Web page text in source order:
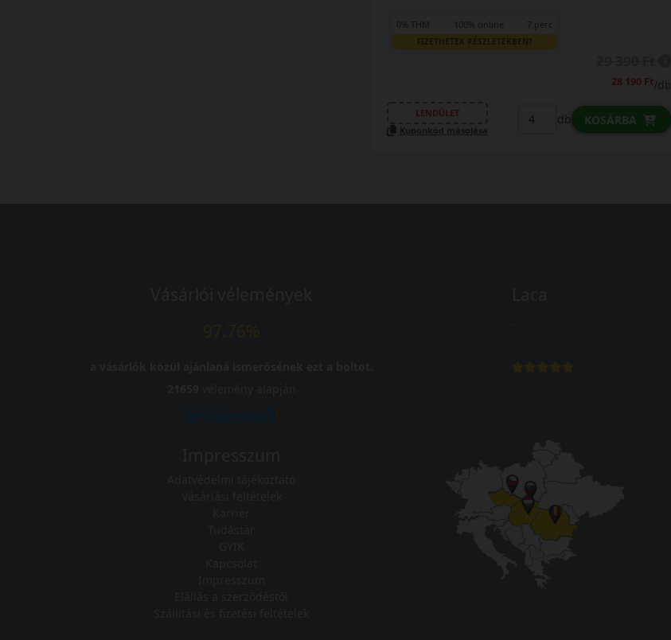
0% THM 100% online 7 perc
FIZETHETEK RÉSZLETEKBEN?
28 190 Ft/db
LENDÜLET
Kuponkód másolása
db KOSÁRBA